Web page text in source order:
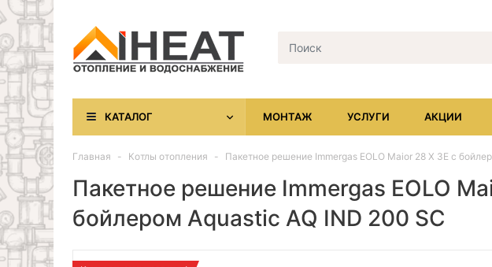
КАТАЛОГ МОНТАЖ УСЛУГИ АКЦИИ
Главная Котлы отопления Пакетное решение Immergas EOLO Maior 28 X 3E с
Пакетное решение Immergas EOLO
бойлером Aquastic AQ IND 200 SC